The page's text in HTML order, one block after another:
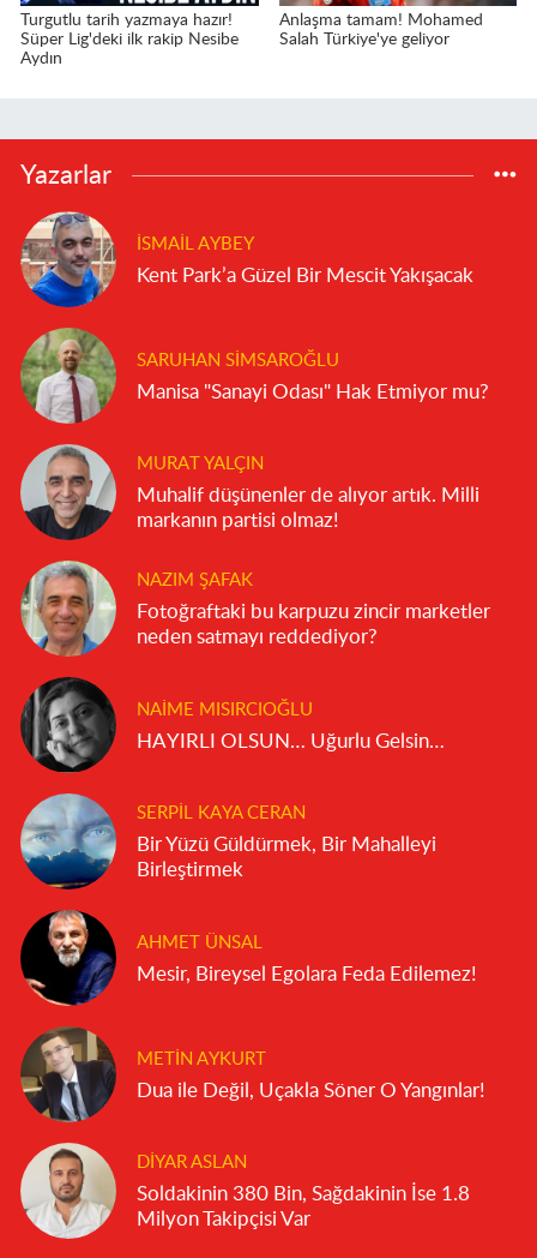
Turgutlu tarih yazmaya hazır!
Süper Lig'deki ilk rakip Nesibe
Aydın
Anlaşma tamam! Mohamed
Salah Türkiye'ye geliyor
Yazarlar
İSMAIL AYBEY
Kent Park’a Güzel Bir Mescit Yakışacak
SARUHAN SIMSAROĞLU
Manisa "Sanayi Odası" Hak Etmiyor mu?
MURAT YALÇIN
Muhalif düşünenler de alıyor artık. Milli
markanın partisi olmaz!
NAZIM ŞAFAK
Fotoğraftaki bu karpuzu zincir marketler
neden satmayı reddediyor?
NAIME MISIRCIOĞLU
HAYIRLI OLSUN… Uğurlu Gelsin…
SERPIL KAYA CERAN
Bir Yüzü Güldürmek, Bir Mahalleyi
Birleştirmek
AHMET ÜNSAL
Mesir, Bireysel Egolara Feda Edilemez!
METIN AYKURT
Dua ile Değil, Uçakla Söner O Yangınlar!
DIYAR ASLAN
Soldakinin 380 Bin, Sağdakinin İse 1.8
Milyon Takipçisi Var